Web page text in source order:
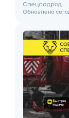
Обновлено
Спецподряд